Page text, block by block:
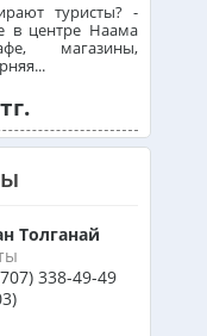
Алматы
Азербайджан из Алматы
Маврикий из Алматы
туристы? -
в центре Наама
магазины,
Толганай
338-49-49